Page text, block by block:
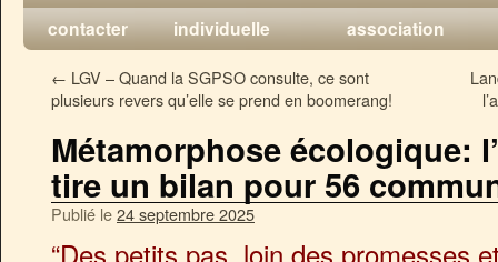
contacter
individuelle
association
← LGV – Quand la SGPSO consulte, ce sont
plusieurs revers qu’elle se prend en boomerang!
Métamorphose écologique:
tire un bilan pour 56
Publié le24 septembre 2025
“Des petits pas, loin des promesses